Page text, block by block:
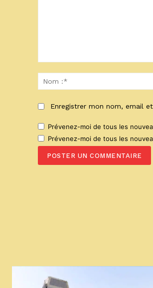
Enregistrer mon nom, email
Prévenez-moi de tous les
Prévenez-moi de tous les